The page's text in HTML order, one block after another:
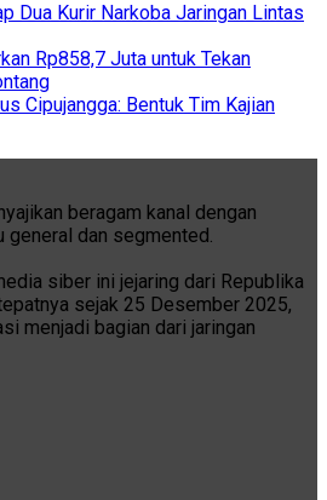
Dua Kurir Narkoba Jaringan Lintas
Rp858,7 Juta untuk Tekan
Cipujangga: Bentuk Tim Kajian
beragam kanal dengan
general dan segmented.
siber ini jejaring dari Republika
sejak 25 Desember 2025,
menjadi bagian dari jaringan